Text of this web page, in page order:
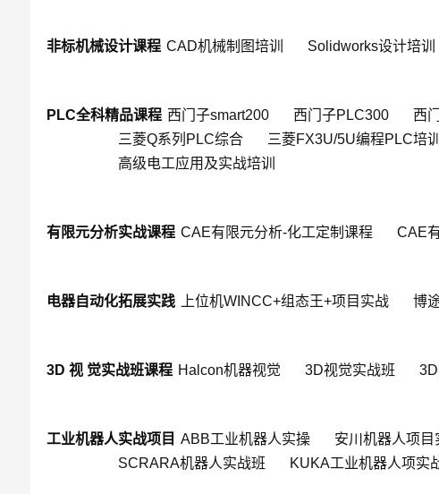
非标机械设计课程 CAD机械制图培训 Solidworks设计培训
PLC全科精品课程 西门子smart200 西门子PLC300 西
三菱Q系列PLC综合
三菱FX3U/5U编程PLC培训
高级电工应用及实战培训
有限元分析实战课程 CAE有限元分析-化工定制课程 CAE
电器自动化拓展实践 上位机WINCC+组态王+项目实战 博
3D 视 觉实战班课程 Halcon机器视觉 3D视觉实战班
工业机器人实战项目 ABB工业机器人实操 安川机器人项目
SCRARA机器人实战班
KUKA工业机器人项实